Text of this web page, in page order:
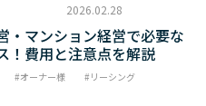
2026.02.28
・マンション経営で必要な
！費用と注意点を解説
オーナー様
リーシング